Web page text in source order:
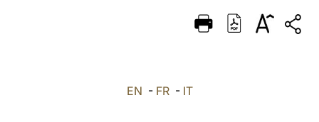
DEUTSCH
EN - FR- IT